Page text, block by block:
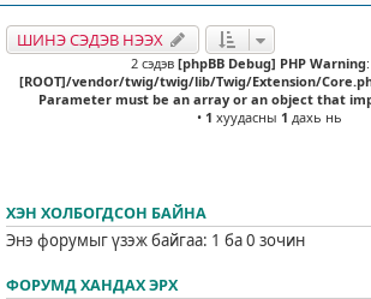
ШИНЭ СЭДЭВ НЭЭХ
2 сэдэв [phpBB Debug] PHP Warning
[ROOT]/vendor/twig/twig/lib/Twig/Extension/
Parameter must be an array or an object that
• 1 хуудасны 1 дахь нь
ХЭН ХОЛБОГДСОН БАЙНА
Энэ форумыг үзэж байгаа: 1 ба 0 зочин
ФОРУМД ХАНДАХ ЭРХ